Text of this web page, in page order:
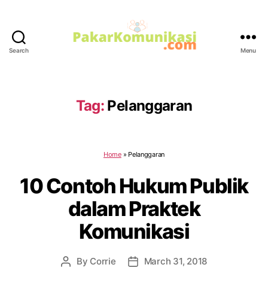
Search Menu
Tag: Pelanggaran
Home» Pelanggaran
10 Contoh Hukum Publik
dalam Praktek
Komunikasi
Post
By Corrie
PostMarch 31, 2018